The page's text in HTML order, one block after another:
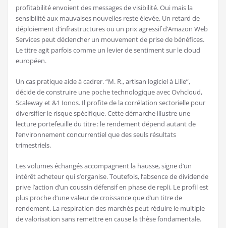
profitabilité envoient des messages de visibilité. Oui mais la
sensibilité aux mauvaises nouvelles reste élevée. Un retard de
déploiement d’infrastructures ou un prix agressif d’Amazon Web
Services peut déclencher un mouvement de prise de bénéfices.
Le titre agit parfois comme un levier de sentiment sur le cloud
européen.
Un cas pratique aide à cadrer. “M. R., artisan logiciel à Lille”,
décide de construire une poche technologique avec Ovhcloud,
Scaleway et &1 Ionos. Il profite de la corrélation sectorielle pour
diversifier le risque spécifique. Cette démarche illustre une
lecture portefeuille du titre : le rendement dépend autant de
l’environnement concurrentiel que des seuls résultats
trimestriels.
Les volumes échangés accompagnent la hausse, signe d’un
intérêt acheteur qui s’organise. Toutefois, l’absence de dividende
prive l’action d’un coussin défensif en phase de repli. Le profil est
plus proche d’une valeur de croissance que d’un titre de
rendement. La respiration des marchés peut réduire le multiple
de valorisation sans remettre en cause la thèse fondamentale.